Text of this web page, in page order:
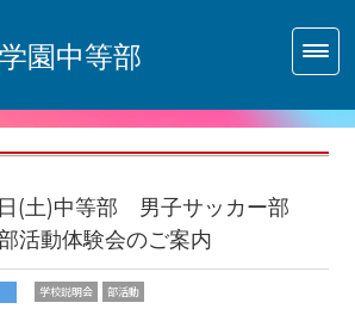
園中等部
日(土)中等部 男子サッカー部
活動体験会のご案内
学校説明会 部活動